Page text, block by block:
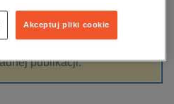
informatyka
Filtrowanie
publikacji.
Akceptuj pliki cookie